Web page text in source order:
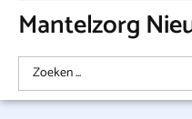
Mantelzorg